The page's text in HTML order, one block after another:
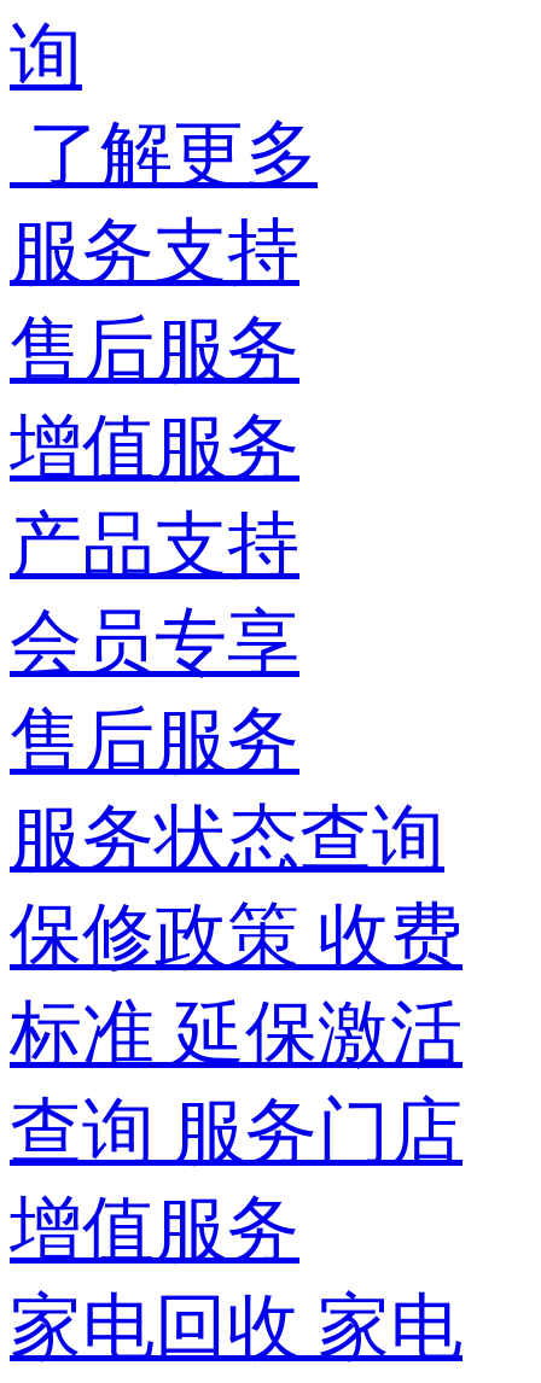
询
了解更多
服务支持
售后服务
增值服务
产品支持
会员专享
售后服务
服务状态查询
保修政策 收费
标准 延保激活
查询 服务门店
增值服务
家电回收 家电